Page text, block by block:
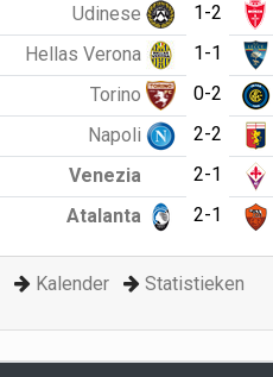
Udinese
1-2
Hellas Verona
1-1
Torino
0-2
Napoli
2-2
Venezia
2-1
Atalanta
2-1
Kalender Statistieken